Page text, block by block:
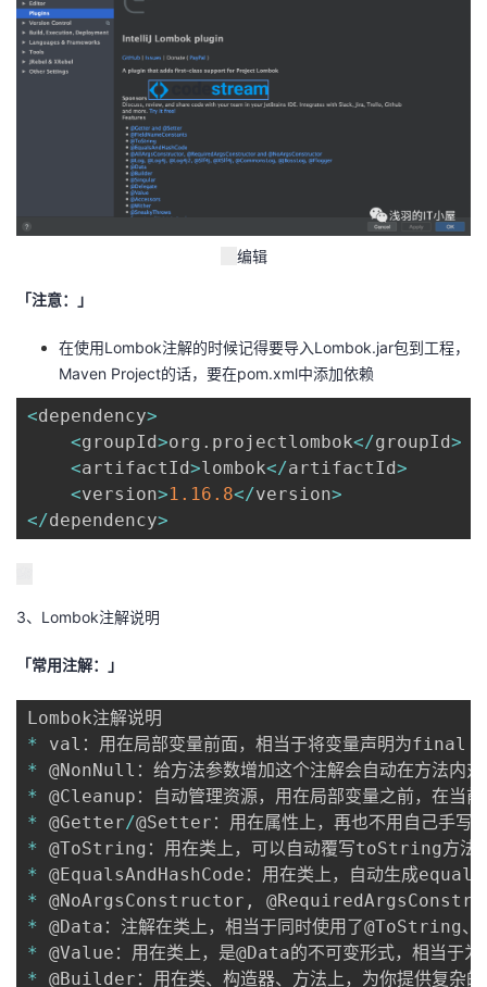
编辑
「注意：」
在使用Lombok注解的时候记得要导入Lombok.jar包到工程，
Maven Project的话，要在pom.xml中添加依赖
<dependency>
<groupId>org . projectlombok</groupId>
<artifactId>lombok</artifactId>
<version>1.16 .8</version>
</dependency>
3、Lombok注解说明
「常用注解：」
*
*
*
@Cleanup：自动管理资源，用在局部变量之前，在当
*
@Getter/
*
@ToString：用在类上，可以自动覆写toString方法，
*
*
@NoArgsConstructor ,
*
*
*
@Builder：用在类、构造器、方法上，为你提供复